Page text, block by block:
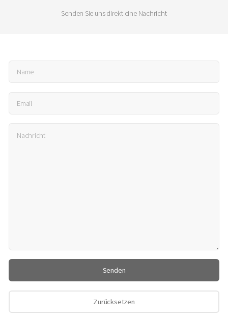
Senden Sie uns direkt eine Nachricht